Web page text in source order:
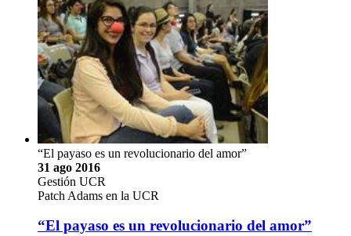
“El payaso es un revolucionario del amor”
31 ago 2016
Gestión UCR
Patch Adams en la UCR
“El payaso es un revolucionario del amor”